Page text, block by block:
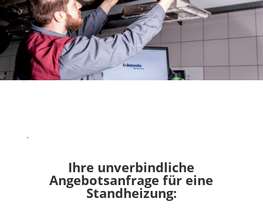
.
Ihre unverbindliche
Angebotsanfrage für eine
Standheizung: